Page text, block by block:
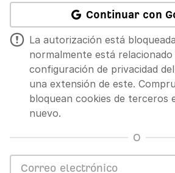
Continuar con
La autorización está
normalmente está
configuración de privacidad
una extensión de este.
bloquean cookies de terceros
nuevo.
O